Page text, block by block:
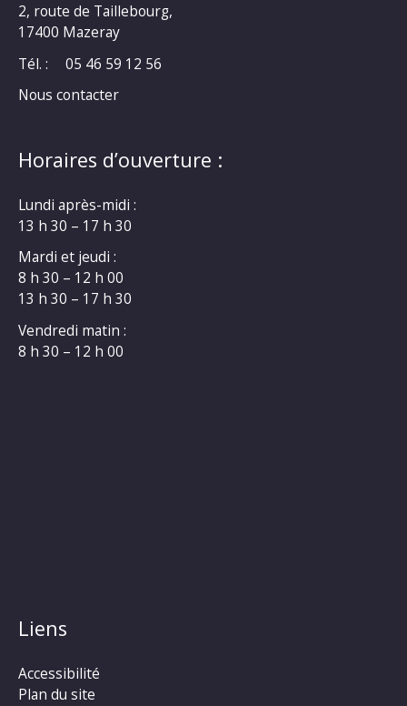
2, route de Taillebourg,
17400 Mazeray
Tél. :
05 46 59 12 56
Nous contacter
Horaires d’ouverture :
Lundi après-midi :
13 h 30 – 17 h 30
Mardi et jeudi :
8 h 30 – 12 h 00
13 h 30 – 17 h 30
Vendredi matin :
8 h 30 – 12 h 00
Liens
Accessibilité
Plan du site